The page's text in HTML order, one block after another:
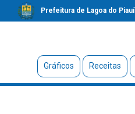
Prefeitura de Lagoa do Piauí
Gráficos Receitas